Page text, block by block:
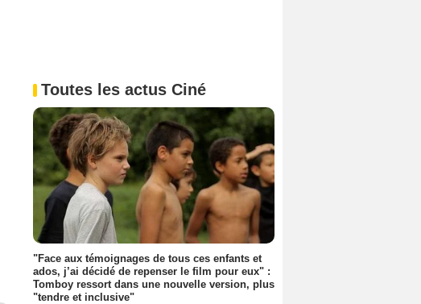
Toutes les actus Ciné
"Face aux témoignages de tous ces enfants et
ados, j’ai décidé de repenser le film pour eux" :
Tomboy ressort dans une nouvelle version, plus
"tendre et inclusive"